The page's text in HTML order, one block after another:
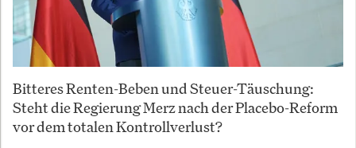
Bitteres Renten-Beben und Steuer-Täuschung:
Steht die Regierung Merz nach der Placebo-Reform
vor dem totalen Kontrollverlust?